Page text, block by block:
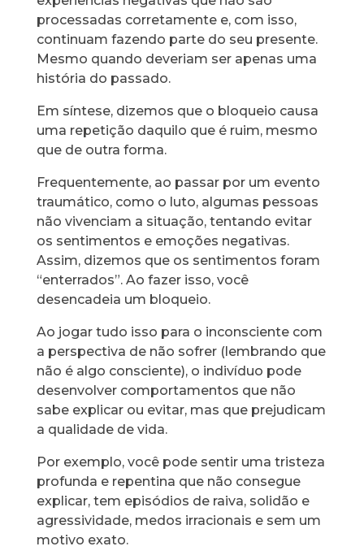
processadas corretamente e, com isso,
continuam fazendo parte do seu presente.
Mesmo quando deveriam ser apenas uma
história do passado.
Em síntese, dizemos que o bloqueio causa
uma repetição daquilo que é ruim, mesmo
que de outra forma.
Frequentemente, ao passar por um evento
traumático, como o luto, algumas pessoas
não vivenciam a situação, tentando evitar
os sentimentos e emoções negativas.
Assim, dizemos que os sentimentos foram
“enterrados”. Ao fazer isso, você
desencadeia um bloqueio.
Ao jogar tudo isso para o inconsciente com
a perspectiva de não sofrer (lembrando que
não é algo consciente), o indivíduo pode
desenvolver comportamentos que não
sabe explicar ou evitar, mas que prejudicam
a qualidade de vida.
Por exemplo, você pode sentir uma tristeza
profunda e repentina que não consegue
explicar, tem episódios de raiva, solidão e
agressividade, medos irracionais e sem um
motivo exato.